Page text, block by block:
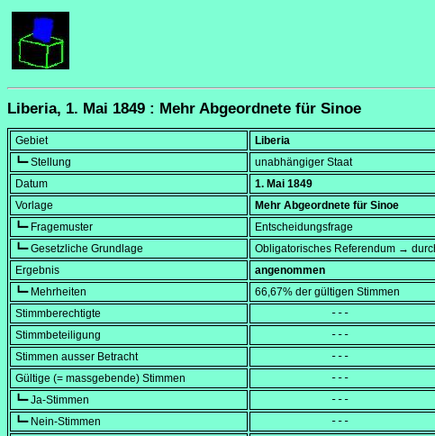
Liberia, 1. Mai 1849 : Mehr Abgeordnete für Sinoe
Gebiet
Liberia
┗━ Stellung
unabhängiger Staat
Datum
1. Mai 1849
Vorlage
Mehr Abgeordnete für Sinoe
┗━ Fragemuster
Entscheidungsfrage
┗━ Gesetzliche Grundlage
Obligatorisches Referendum →
Ergebnis
angenommen
┗━ Mehrheiten
66,67% der gültigen Stimmen
Stimmberechtigte
            ---
Stimmbeteiligung
            ---
Stimmen ausser Betracht
            ---
Gültige (= massgebende) Stimmen
            ---
┗━ Ja-Stimmen
            ---
┗━ Nein-Stimmen
            ---